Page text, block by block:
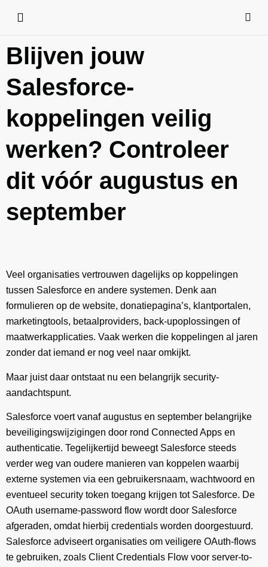
Blijven jouw
Salesforce-
koppelingen veilig
werken? Controleer
dit vóór augustus en
september
Veel organisaties vertrouwen dagelijks op koppelingen
tussen Salesforce en andere systemen. Denk aan
formulieren op de website, donatiepagina’s, klantportalen,
marketingtools, betaalproviders, back-upoplossingen of
maatwerkapplicaties. Vaak werken die koppelingen al jaren
zonder dat iemand er nog veel naar omkijkt.
Maar juist daar ontstaat nu een belangrijk security-
aandachtspunt.
Salesforce voert vanaf augustus en september belangrijke
beveiligingswijzigingen door rond Connected Apps en
authenticatie. Tegelijkertijd beweegt Salesforce steeds
verder weg van oudere manieren van koppelen waarbij
externe systemen via een gebruikersnaam, wachtwoord en
eventueel security token toegang krijgen tot Salesforce. De
OAuth username-password flow wordt door Salesforce
afgeraden, omdat hierbij credentials worden doorgestuurd.
Salesforce adviseert organisaties om veiligere OAuth-flows
te gebruiken, zoals Client Credentials Flow voor server-to-